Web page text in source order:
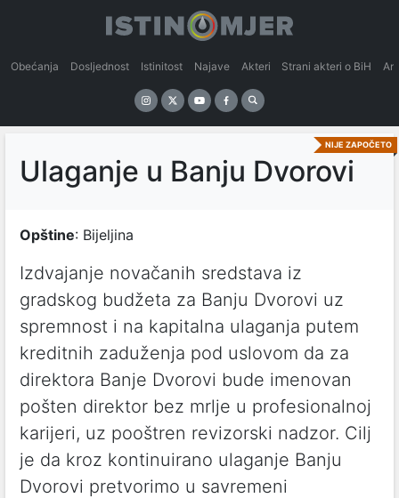
Obećanja Dosljednost Istinitost Najave Akteri Strani akteri o BiH
NIJE ZAPOČETO
Ulaganje u Banju Dvorovi
Opštine: Bijeljina
Izdvajanje novačanih sredstava iz
gradskog budžeta za Banju Dvorovi uz
spremnost i na kapitalna ulaganja putem
kreditnih zaduženja pod uslovom da za
direktora Banje Dvorovi bude imenovan
pošten direktor bez mrlje u profesionalnoj
karijeri, uz pooštren revizorski nadzor. Cilj
je da kroz kontinuirano ulaganje Banju
Dvorovi pretvorimo u savremeni